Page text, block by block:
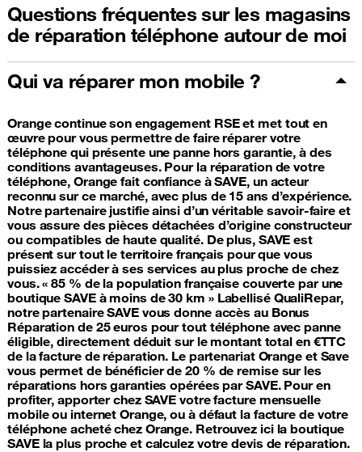
Questions fréquentes sur les magasins
de réparation téléphone autour de moi
Qui va réparer mon mobile ?
Orange continue son engagement RSE et met tout en
œuvre pour vous permettre de faire réparer votre
téléphone qui présente une panne hors garantie, à des
conditions avantageuses. Pour la réparation de votre
téléphone, Orange fait confiance à SAVE, un acteur
reconnu sur ce marché, avec plus de 15 ans d’expérience.
Notre partenaire justifie ainsi d’un véritable savoir-faire et
vous assure des pièces détachées d’origine constructeur
ou compatibles de haute qualité. De plus, SAVE est
présent sur tout le territoire français pour que vous
puissiez accéder à ses services au plus proche de chez
vous. « 85 % de la population française couverte par une
boutique SAVE à moins de 30 km » Labellisé QualiRepar,
notre partenaire SAVE vous donne accès au Bonus
Réparation de 25 euros pour tout téléphone avec panne
éligible, directement déduit sur le montant total en €TTC
de la facture de réparation. Le partenariat Orange et Save
vous permet de bénéficier de 20 % de remise sur les
réparations hors garanties opérées par SAVE. Pour en
profiter, apporter chez SAVE votre facture mensuelle
mobile ou internet Orange, ou à défaut la facture de votre
téléphone acheté chez Orange. Retrouvez ici la boutique
SAVE la plus proche et calculez votre devis de réparation.